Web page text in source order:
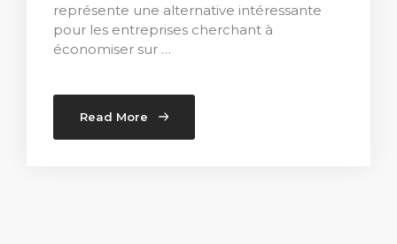
représente une alternative intéressante
pour les entreprises cherchant à
économiser sur …
Read More